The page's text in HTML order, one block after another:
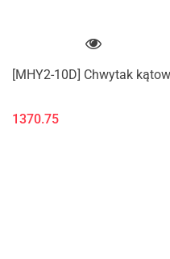
[MHY2-10D] Chwytak
1370.75